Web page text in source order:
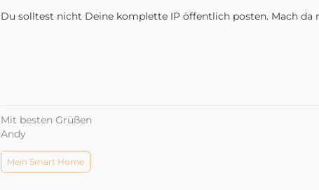
Du solltest nicht Deine komplette IP öffentlich posten. Mach
Mit besten Grüßen
Andy
Mein Smart Home